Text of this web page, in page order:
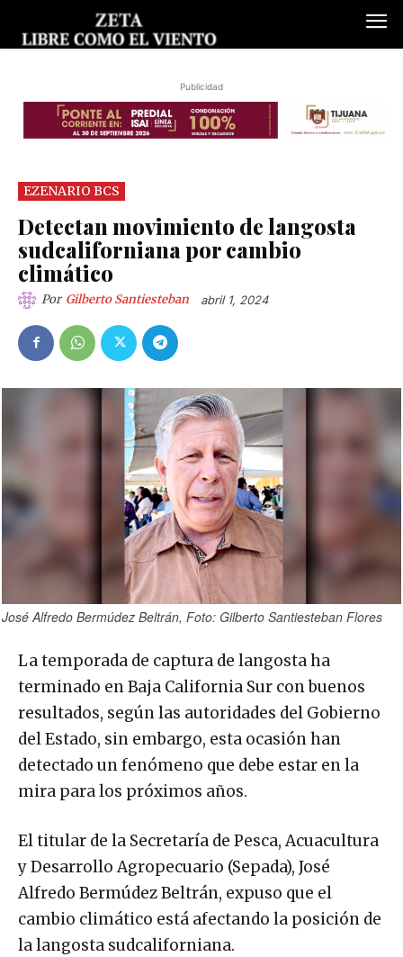
Publicidad
EZENARIO BCS
Detectan movimiento de langosta
sudcaliforniana por cambio
climático
Por Gilberto Santiesteban abril 1, 2024
José Alfredo Bermúdez Beltrán, Foto: Gilberto Santiesteban Flores
La temporada de captura de langosta ha
terminado en Baja California Sur con buenos
resultados, según las autoridades del Gobierno
del Estado, sin embargo, esta ocasión han
detectado un fenómeno que debe estar en la
mira para los próximos años.
El titular de la Secretaría de Pesca, Acuacultura
y Desarrollo Agropecuario (Sepada), José
Alfredo Bermúdez Beltrán, expuso que el
cambio climático está afectando la posición de
la langosta sudcaliforniana.